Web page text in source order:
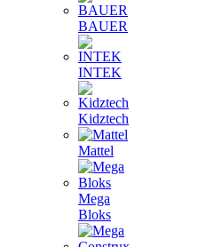
BAUER
INTEK
Kidztech
Mattel
Mega
Bloks